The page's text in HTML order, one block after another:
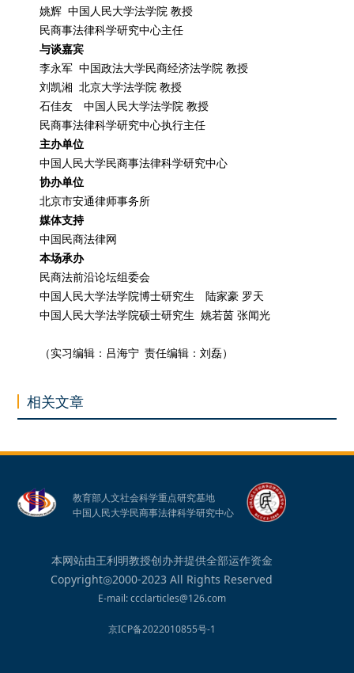
姚辉 中国人民大学法学院 教授
民商事法律科学研究中心主任
与谈嘉宾
李永军 中国政法大学民商经济法学院 教授
刘凯湘 北京大学法学院 教授
石佳友 中国人民大学法学院 教授
民商事法律科学研究中心执行主任
主办单位
中国人民大学民商事法律科学研究中心
协办单位
北京市安通律师事务所
媒体支持
中国民商法律网
本场承办
民商法前沿论坛组委会
中国人民大学法学院博士研究生 陆家豪 罗天
中国人民大学法学院硕士研究生 姚若茵 张闻光
（实习编辑：吕海宁 责任编辑：刘磊）
相关文章
教育部人文社会科学重点研究基地
中国人民大学民商事法律科学研究中心
本网站由王利明教授创办并提供全部运作资金
Copyright◎2000-2023 All Rights Reserved
E-mail: ccclarticles@126.com
京ICP备2022010855号-1